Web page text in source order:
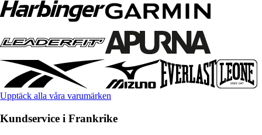
Upptäck alla våra varumärken
Kundservice i Frankrike